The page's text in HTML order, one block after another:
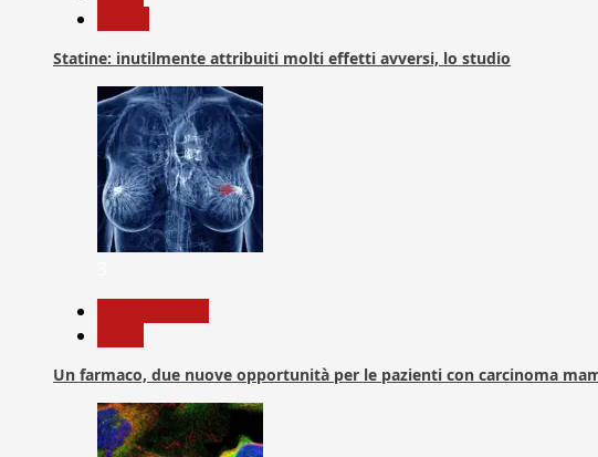
Statine: inutilmente attribuiti molti effetti avversi, lo studio
Un farmaco, due nuove opportunità per le pazienti con carcinoma